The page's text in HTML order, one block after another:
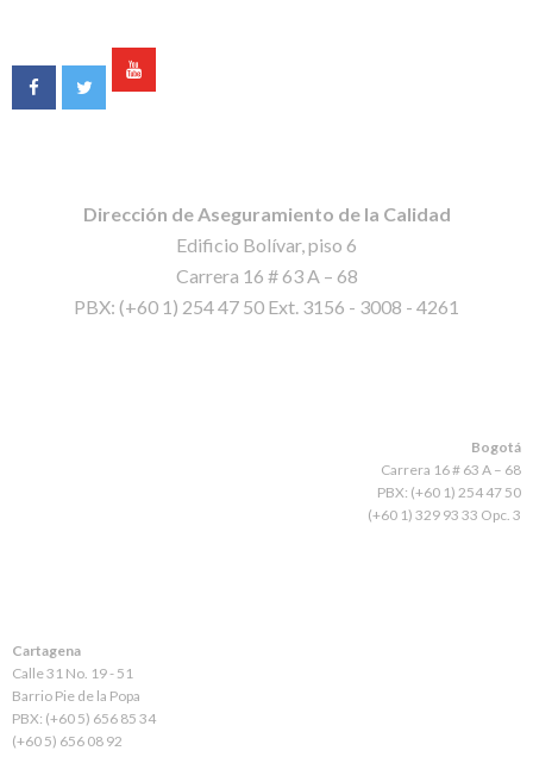
Dirección de Aseguramiento de la Calidad
Edificio Bolívar, piso 6
Carrera 16 # 63 A – 68
PBX: (+60 1) 254 47 50 Ext. 3156 - 3008 - 4261
Bogotá
Carrera 16 # 63 A – 68
PBX: (+60 1) 254 47 50
(+60 1) 329 93 33 Opc. 3
Cartagena
Calle 31 No. 19 - 51
Barrio Pie de la Popa
PBX: (+60 5) 656 85 34
(+60 5) 656 08 92